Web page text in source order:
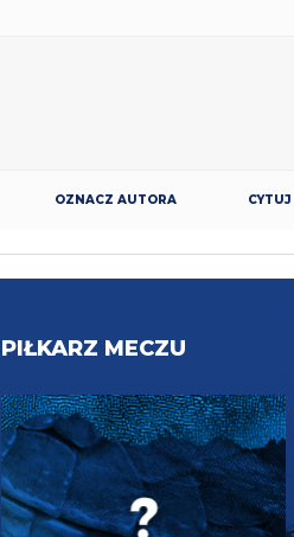
OZNACZ AUTORA CYTUJ
PIŁKARZ MECZU